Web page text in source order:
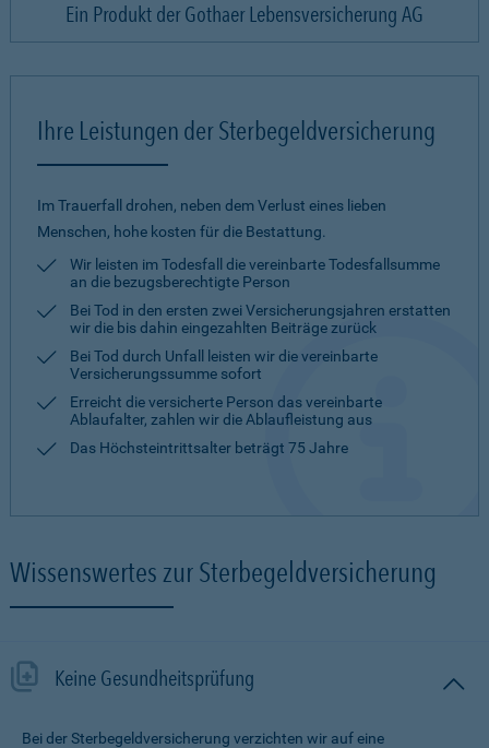
Ein Produkt der Gothaer Lebensversicherung AG
Ihre Leistungen der Sterbegeldversicherung
Im Trauerfall drohen, neben dem Verlust eines lieben
Menschen, hohe kosten für die Bestattung.
Wir leisten im Todesfall die vereinbarte Todesfallsumme
an die bezugsberechtigte Person
Bei Tod in den ersten zwei Versicherungsjahren erstatten
wir die bis dahin eingezahlten Beiträge zurück
Bei Tod durch Unfall leisten wir die vereinbarte
Versicherungssumme sofort
Erreicht die versicherte Person das vereinbarte
Ablaufalter, zahlen wir die Ablaufleistung aus
Das Höchsteintrittsalter beträgt 75 Jahre
Wissenswertes zur Sterbegeldversicherung
Keine Gesundheitsprüfung
Bei der Sterbegeldversicherung verzichten wir auf eine